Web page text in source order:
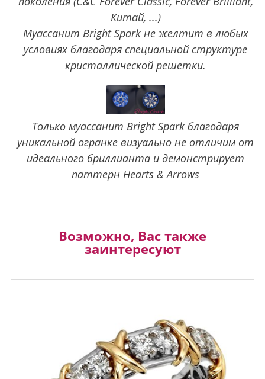
Китай, ...)
Муассанит Bright Spark не желтит в любых
условиях благодаря специальной структуре
кристаллической решетки.
Только муассанит Bright Spark благодаря
уникальной огранке визуально не отличим от
идеального бриллианта и демонстрирует
паттерн Hearts & Arrows
Возможно, Вас также
заинтересуют